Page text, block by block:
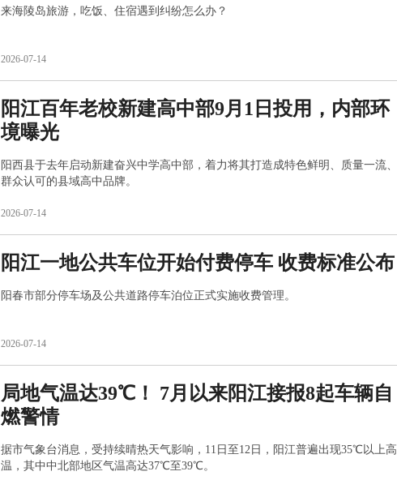
来海陵岛旅游，吃饭、住宿遇到纠纷怎么办？
2026-07-14
阳江百年老校新建高中部9月1日投用，内部环
境曝光
阳西县于去年启动新建奋兴中学高中部，着力将其打造成特色鲜明、质量一流、
群众认可的县域高中品牌。
2026-07-14
阳江一地公共车位开始付费停车 收费标准公布
阳春市部分停车场及公共道路停车泊位正式实施收费管理。
2026-07-14
局地气温达39℃！ 7月以来阳江接报8起车辆自
燃警情
据市气象台消息，受持续晴热天气影响，11日至12日，阳江普遍出现35℃以上高
温，其中中北部地区气温高达37℃至39℃。